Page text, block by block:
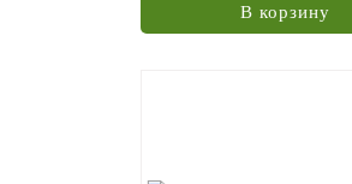
В корзину